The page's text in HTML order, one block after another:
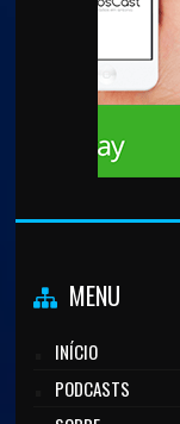
MENU
INÍCIO
PODCASTS